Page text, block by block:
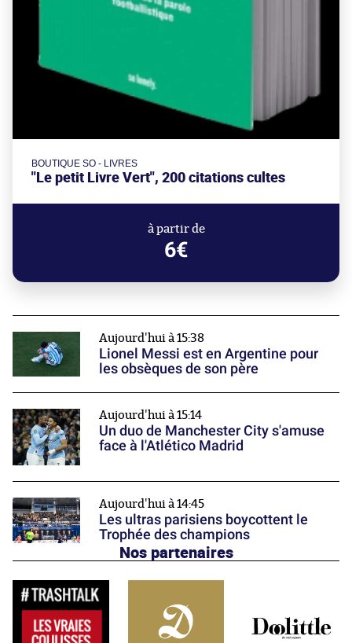
BOUTIQUE SO - LIVRES
"Le petit Livre Vert", 200 citations cultes
à partir de
6€
Aujourd'hui à 15:38
Lionel Messi est en Argentine pour
les obsèques de son père
Aujourd'hui à 15:14
Un duo de Manchester City s'amuse
face à l'Atlético Madrid
Aujourd'hui à 14:45
Les ultras parisiens boycottent le
Trophée des champions
Nos partenaires